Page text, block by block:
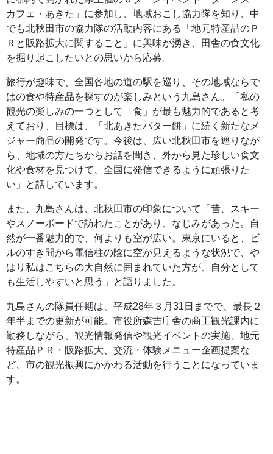
カフェ・あきた」に参加し、地域おこし協力隊を知り、中
でも北秋田市の協力隊の活動内容にある「地元特産品のＰ
Ｒと販路拡大に関すること」に興味が湧き、田舎の食文化
を掘り起こしたいとの思いから応募。
旅行が趣味で、全国各地の道の駅を巡り、その地域ならで
はの食や特産品を探すのが楽しみという九島さん。「私の
観光の楽しみの一つとして「食」が最も魅力的であると考
えており、目標は、「北あきたバター餅」に続く新たなメ
ジャー商品の開発です。今後は、広い北秋田市を巡りなが
ら、地域の方たちからお話を聞き、外から見た珍しい食文
化や食材を見つけて、全国に発信できるように頑張りた
い」と話しています。
また、九島さんは、北秋田市の印象について「昔、スキー
やスノーボードで訪れたことがあり、なじみがあった。自
然が一番魅力的で、何よりも空が広い。東京にいると、ビ
ルのすき間から電信柱の陰に空が見えるような状況で、や
はり私はこちらの大自然に囲まれていた方が、自分として
も生活しやすいと思う」と語りました。
九島さんの隊員任期は、平成28年３月31日までで、最長２
年半までの更新が可能。市役所森吉庁舎の商工観光課内に
勤務しながら、観光情報発信や観光イベントの実施、地元
特産品ＰＲ・販路拡大、交流・体験メニュー企画提案な
ど、市の観光振興にかかわる活動を行うことになっていま
す。